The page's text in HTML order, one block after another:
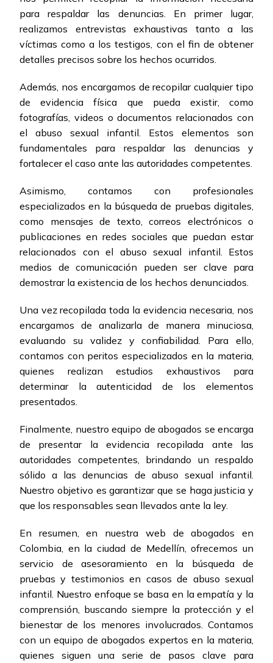
para respaldar las denuncias. En primer lugar,
realizamos entrevistas exhaustivas tanto a las
víctimas como a los testigos, con el fin de obtener
detalles precisos sobre los hechos ocurridos.
Además, nos encargamos de recopilar cualquier tipo
de evidencia física que pueda existir, como
fotografías, videos o documentos relacionados con
el abuso sexual infantil. Estos elementos son
fundamentales para respaldar las denuncias y
fortalecer el caso ante las autoridades competentes.
Asimismo, contamos con profesionales
especializados en la búsqueda de pruebas digitales,
como mensajes de texto, correos electrónicos o
publicaciones en redes sociales que puedan estar
relacionados con el abuso sexual infantil. Estos
medios de comunicación pueden ser clave para
demostrar la existencia de los hechos denunciados.
Una vez recopilada toda la evidencia necesaria, nos
encargamos de analizarla de manera minuciosa,
evaluando su validez y confiabilidad. Para ello,
contamos con peritos especializados en la materia,
quienes realizan estudios exhaustivos para
determinar la autenticidad de los elementos
presentados.
Finalmente, nuestro equipo de abogados se encarga
de presentar la evidencia recopilada ante las
autoridades competentes, brindando un respaldo
sólido a las denuncias de abuso sexual infantil.
Nuestro objetivo es garantizar que se haga justicia y
que los responsables sean llevados ante la ley.
En resumen, en nuestra web de abogados en
Colombia, en la ciudad de Medellín, ofrecemos un
servicio de asesoramiento en la búsqueda de
pruebas y testimonios en casos de abuso sexual
infantil. Nuestro enfoque se basa en la empatía y la
comprensión, buscando siempre la protección y el
bienestar de los menores involucrados. Contamos
con un equipo de abogados expertos en la materia,
quienes siguen una serie de pasos clave para